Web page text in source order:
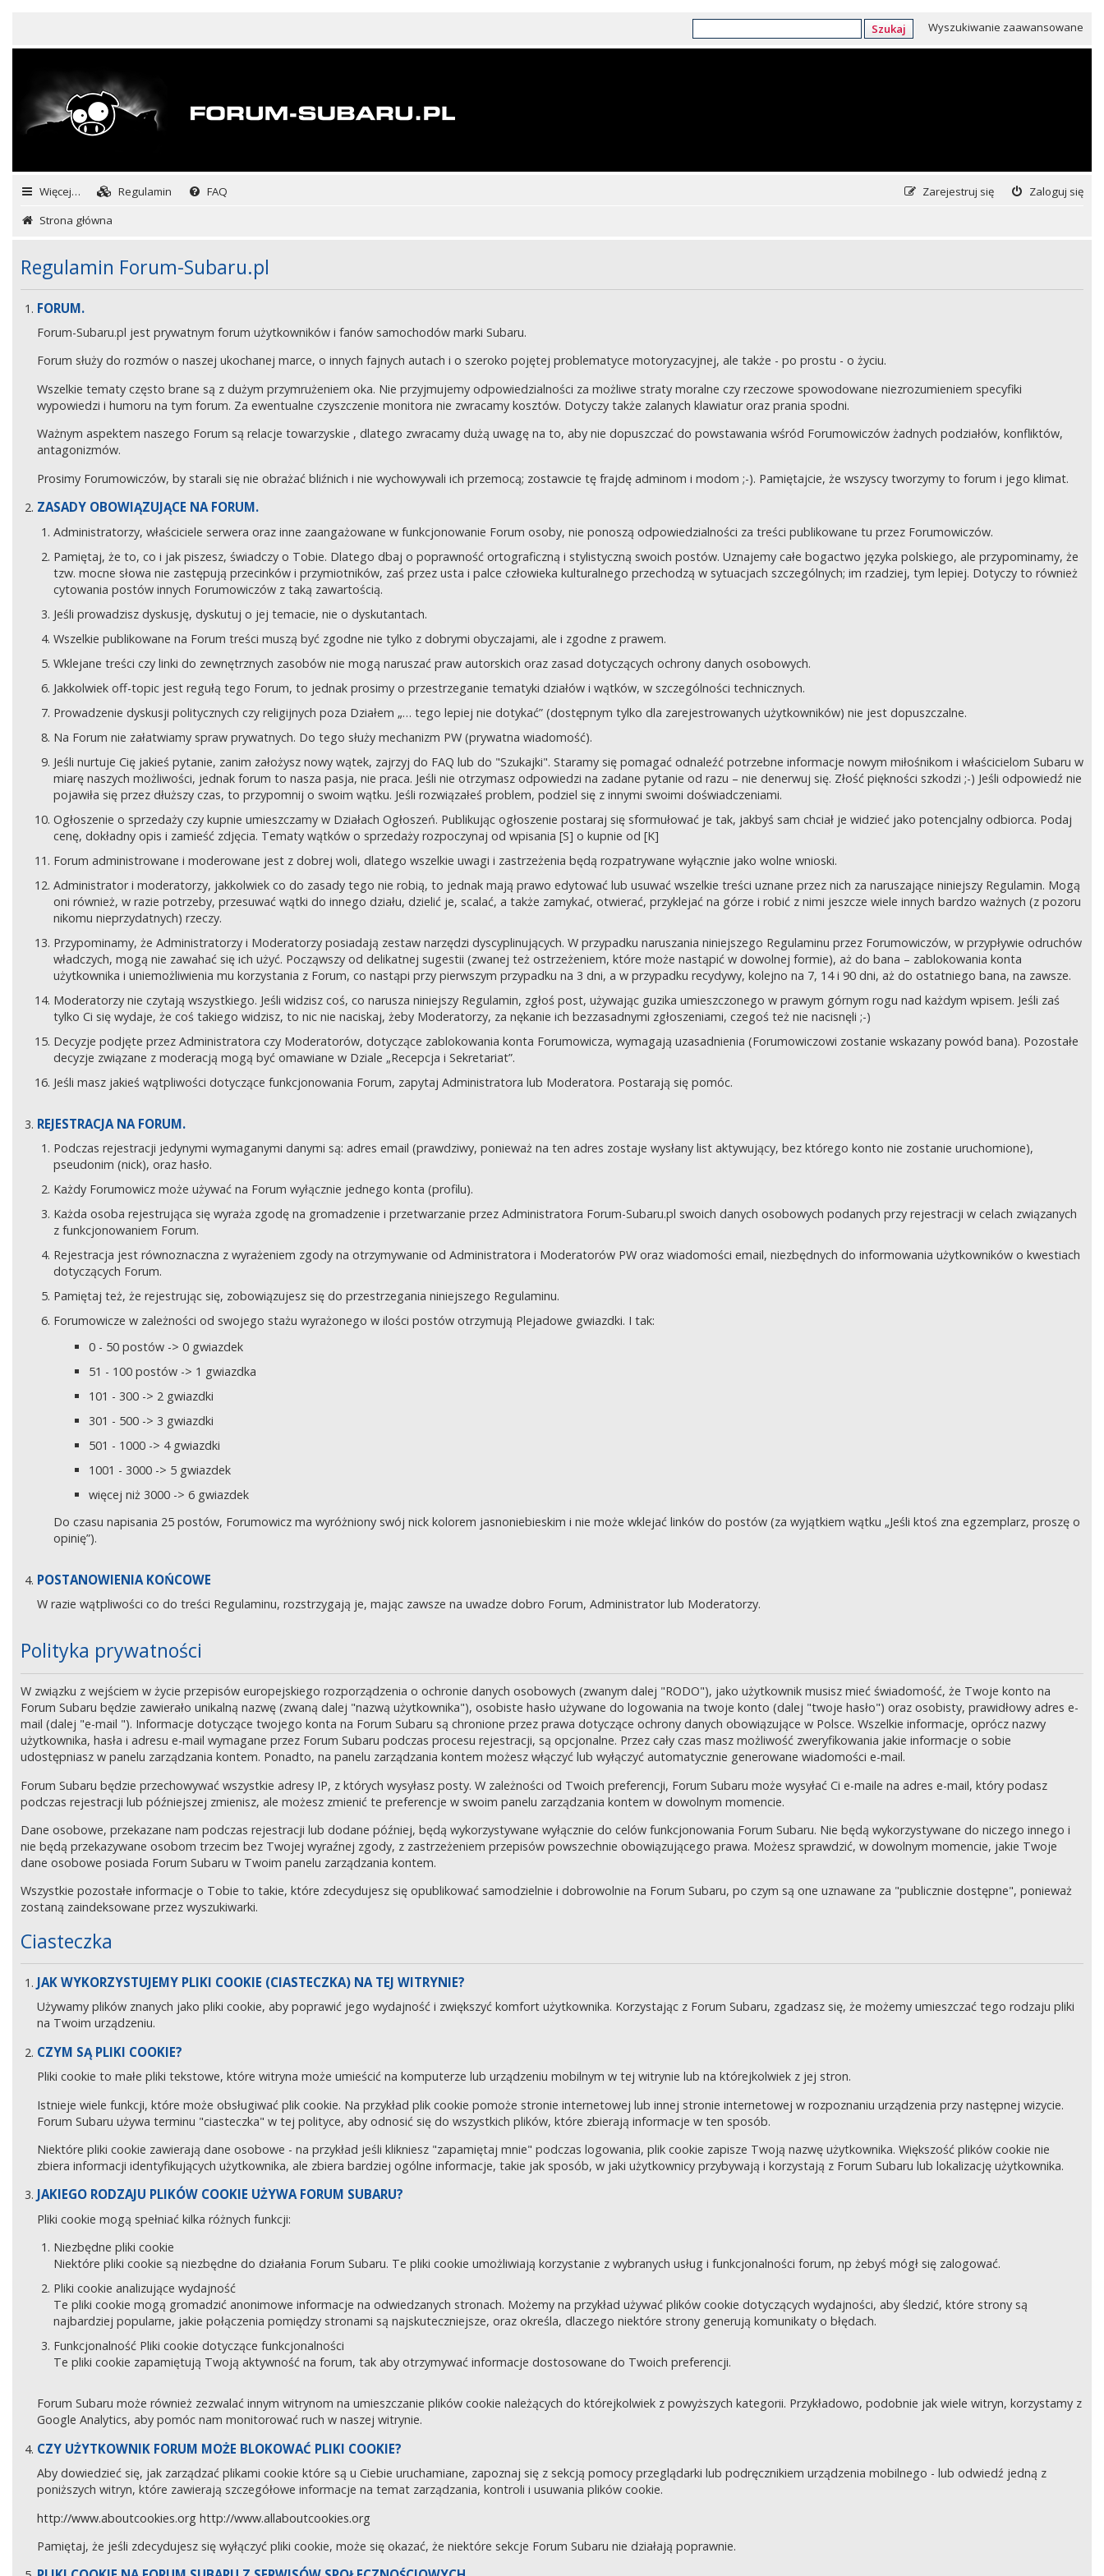
Szukaj Wyszukiwanie zaawansowane
Więcej… Regulamin FAQ Zaloguj się
Zarejestruj się
Strona główna
Regulamin Forum-Subaru.pl
FORUM.
Forum-Subaru.pl jest prywatnym forum użytkowników i fanów samochodów marki Subaru.
Forum służy do rozmów o naszej ukochanej marce, o innych fajnych autach i o szeroko pojętej problematyce motoryzacyjnej, ale także - po prostu - o życiu.
Wszelkie tematy często brane są z dużym przymrużeniem oka. Nie przyjmujemy odpowiedzialności za możliwe straty moralne czy rzeczowe spowodowane niezrozumieniem specyfiki
wypowiedzi i humoru na tym forum. Za ewentualne czyszczenie monitora nie zwracamy kosztów. Dotyczy także zalanych klawiatur oraz prania spodni.
Ważnym aspektem naszego Forum są relacje towarzyskie , dlatego zwracamy dużą uwagę na to, aby nie dopuszczać do powstawania wśród Forumowiczów żadnych podziałów, konfliktów,
antagonizmów.
Prosimy Forumowiczów, by starali się nie obrażać bliźnich i nie wychowywali ich przemocą; zostawcie tę frajdę adminom i modom ;-). Pamiętajcie, że wszyscy tworzymy to forum i jego klimat.
ZASADY OBOWIĄZUJĄCE NA FORUM.
Administratorzy, właściciele serwera oraz inne zaangażowane w funkcjonowanie Forum osoby, nie ponoszą odpowiedzialności za treści publikowane tu przez Forumowiczów.
Pamiętaj, że to, co i jak piszesz, świadczy o Tobie. Dlatego dbaj o poprawność ortograficzną i stylistyczną swoich postów. Uznajemy całe bogactwo języka polskiego, ale przypominamy, że
tzw. mocne słowa nie zastępują przecinków i przymiotników, zaś przez usta i palce człowieka kulturalnego przechodzą w sytuacjach szczególnych; im rzadziej, tym lepiej. Dotyczy to również
cytowania postów innych Forumowiczów z taką zawartością.
Jeśli prowadzisz dyskusję, dyskutuj o jej temacie, nie o dyskutantach.
Wszelkie publikowane na Forum treści muszą być zgodne nie tylko z dobrymi obyczajami, ale i zgodne z prawem.
Wklejane treści czy linki do zewnętrznych zasobów nie mogą naruszać praw autorskich oraz zasad dotyczących ochrony danych osobowych.
Jakkolwiek off-topic jest regułą tego Forum, to jednak prosimy o przestrzeganie tematyki działów i wątków, w szczególności technicznych.
Prowadzenie dyskusji politycznych czy religijnych poza Działem „… tego lepiej nie dotykać” (dostępnym tylko dla zarejestrowanych użytkowników) nie jest dopuszczalne.
Na Forum nie załatwiamy spraw prywatnych. Do tego służy mechanizm PW (prywatna wiadomość).
Jeśli nurtuje Cię jakieś pytanie, zanim założysz nowy wątek, zajrzyj do FAQ lub do "Szukajki". Staramy się pomagać odnaleźć potrzebne informacje nowym miłośnikom i właścicielom Subaru w
miarę naszych możliwości, jednak forum to nasza pasja, nie praca. Jeśli nie otrzymasz odpowiedzi na zadane pytanie od razu – nie denerwuj się. Złość piękności szkodzi ;-) Jeśli odpowiedź nie
pojawiła się przez dłuższy czas, to przypomnij o swoim wątku. Jeśli rozwiązałeś problem, podziel się z innymi swoimi doświadczeniami.
Ogłoszenie o sprzedaży czy kupnie umieszczamy w Działach Ogłoszeń. Publikując ogłoszenie postaraj się sformułować je tak, jakbyś sam chciał je widzieć jako potencjalny odbiorca. Podaj
cenę, dokładny opis i zamieść zdjęcia. Tematy wątków o sprzedaży rozpoczynaj od wpisania [S] o kupnie od [K]
Forum administrowane i moderowane jest z dobrej woli, dlatego wszelkie uwagi i zastrzeżenia będą rozpatrywane wyłącznie jako wolne wnioski.
Administrator i moderatorzy, jakkolwiek co do zasady tego nie robią, to jednak mają prawo edytować lub usuwać wszelkie treści uznane przez nich za naruszające niniejszy Regulamin. Mogą
oni również, w razie potrzeby, przesuwać wątki do innego działu, dzielić je, scalać, a także zamykać, otwierać, przyklejać na górze i robić z nimi jeszcze wiele innych bardzo ważnych (z pozoru
nikomu nieprzydatnych) rzeczy.
Przypominamy, że Administratorzy i Moderatorzy posiadają zestaw narzędzi dyscyplinujących. W przypadku naruszania niniejszego Regulaminu przez Forumowiczów, w przypływie odruchów
władczych, mogą nie zawahać się ich użyć. Począwszy od delikatnej sugestii (zwanej też ostrzeżeniem, które może nastąpić w dowolnej formie), aż do bana – zablokowania konta
użytkownika i uniemożliwienia mu korzystania z Forum, co nastąpi przy pierwszym przypadku na 3 dni, a w przypadku recydywy, kolejno na 7, 14 i 90 dni, aż do ostatniego bana, na zawsze.
Moderatorzy nie czytają wszystkiego. Jeśli widzisz coś, co narusza niniejszy Regulamin, zgłoś post, używając guzika umieszczonego w prawym górnym rogu nad każdym wpisem. Jeśli zaś
tylko Ci się wydaje, że coś takiego widzisz, to nic nie naciskaj, żeby Moderatorzy, za nękanie ich bezzasadnymi zgłoszeniami, czegoś też nie nacisnęli ;-)
Decyzje podjęte przez Administratora czy Moderatorów, dotyczące zablokowania konta Forumowicza, wymagają uzasadnienia (Forumowiczowi zostanie wskazany powód bana). Pozostałe
decyzje związane z moderacją mogą być omawiane w Dziale „Recepcja i Sekretariat”.
Jeśli masz jakieś wątpliwości dotyczące funkcjonowania Forum, zapytaj Administratora lub Moderatora. Postarają się pomóc.
REJESTRACJA NA FORUM.
Podczas rejestracji jedynymi wymaganymi danymi są: adres email (prawdziwy, ponieważ na ten adres zostaje wysłany list aktywujący, bez którego konto nie zostanie uruchomione),
pseudonim (nick), oraz hasło.
Każdy Forumowicz może używać na Forum wyłącznie jednego konta (profilu).
Każda osoba rejestrująca się wyraża zgodę na gromadzenie i przetwarzanie przez Administratora Forum-Subaru.pl swoich danych osobowych podanych przy rejestracji w celach związanych
z funkcjonowaniem Forum.
Rejestracja jest równoznaczna z wyrażeniem zgody na otrzymywanie od Administratora i Moderatorów PW oraz wiadomości email, niezbędnych do informowania użytkowników o kwestiach
dotyczących Forum.
Pamiętaj też, że rejestrując się, zobowiązujesz się do przestrzegania niniejszego Regulaminu.
Forumowicze w zależności od swojego stażu wyrażonego w ilości postów otrzymują Plejadowe gwiazdki. I tak:
0 - 50 postów -> 0 gwiazdek
51 - 100 postów -> 1 gwiazdka
101 - 300 -> 2 gwiazdki
301 - 500 -> 3 gwiazdki
501 - 1000 -> 4 gwiazdki
1001 - 3000 -> 5 gwiazdek
więcej niż 3000 -> 6 gwiazdek
Do czasu napisania 25 postów, Forumowicz ma wyróżniony swój nick kolorem jasnoniebieskim i nie może wklejać linków do postów (za wyjątkiem wątku „Jeśli ktoś zna egzemplarz, proszę o
opinię”).
POSTANOWIENIA KOŃCOWE
W razie wątpliwości co do treści Regulaminu, rozstrzygają je, mając zawsze na uwadze dobro Forum, Administrator lub Moderatorzy.
Polityka prywatności
W związku z wejściem w życie przepisów europejskiego rozporządzenia o ochronie danych osobowych (zwanym dalej "RODO"), jako użytkownik musisz mieć świadomość, że Twoje konto na
Forum Subaru będzie zawierało unikalną nazwę (zwaną dalej "nazwą użytkownika"), osobiste hasło używane do logowania na twoje konto (dalej "twoje hasło") oraz osobisty, prawidłowy adres e-
mail (dalej "e-mail "). Informacje dotyczące twojego konta na Forum Subaru są chronione przez prawa dotyczące ochrony danych obowiązujące w Polsce. Wszelkie informacje, oprócz nazwy
użytkownika, hasła i adresu e-mail wymagane przez Forum Subaru podczas procesu rejestracji, są opcjonalne. Przez cały czas masz możliwość zweryfikowania jakie informacje o sobie
udostępniasz w panelu zarządzania kontem. Ponadto, na panelu zarządzania kontem możesz włączyć lub wyłączyć automatycznie generowane wiadomości e-mail.
Forum Subaru będzie przechowywać wszystkie adresy IP, z których wysyłasz posty. W zależności od Twoich preferencji, Forum Subaru może wysyłać Ci e-maile na adres e-mail, który podasz
podczas rejestracji lub późniejszej zmienisz, ale możesz zmienić te preferencje w swoim panelu zarządzania kontem w dowolnym momencie.
Dane osobowe, przekazane nam podczas rejestracji lub dodane później, będą wykorzystywane wyłącznie do celów funkcjonowania Forum Subaru. Nie będą wykorzystywane do niczego innego i
nie będą przekazywane osobom trzecim bez Twojej wyraźnej zgody, z zastrzeżeniem przepisów powszechnie obowiązującego prawa. Możesz sprawdzić, w dowolnym momencie, jakie Twoje
dane osobowe posiada Forum Subaru w Twoim panelu zarządzania kontem.
Wszystkie pozostałe informacje o Tobie to takie, które zdecydujesz się opublikować samodzielnie i dobrowolnie na Forum Subaru, po czym są one uznawane za "publicznie dostępne", ponieważ
zostaną zaindeksowane przez wyszukiwarki.
Ciasteczka
JAK WYKORZYSTUJEMY PLIKI COOKIE (CIASTECZKA) NA TEJ WITRYNIE?
Używamy plików znanych jako pliki cookie, aby poprawić jego wydajność i zwiększyć komfort użytkownika. Korzystając z Forum Subaru, zgadzasz się, że możemy umieszczać tego rodzaju pliki
na Twoim urządzeniu.
CZYM SĄ PLIKI COOKIE?
Pliki cookie to małe pliki tekstowe, które witryna może umieścić na komputerze lub urządzeniu mobilnym w tej witrynie lub na którejkolwiek z jej stron.
Istnieje wiele funkcji, które może obsługiwać plik cookie. Na przykład plik cookie pomoże stronie internetowej lub innej stronie internetowej w rozpoznaniu urządzenia przy następnej wizycie.
Forum Subaru używa terminu "ciasteczka" w tej polityce, aby odnosić się do wszystkich plików, które zbierają informacje w ten sposób.
Niektóre pliki cookie zawierają dane osobowe - na przykład jeśli klikniesz "zapamiętaj mnie" podczas logowania, plik cookie zapisze Twoją nazwę użytkownika. Większość plików cookie nie
zbiera informacji identyfikujących użytkownika, ale zbiera bardziej ogólne informacje, takie jak sposób, w jaki użytkownicy przybywają i korzystają z Forum Subaru lub lokalizację użytkownika.
JAKIEGO RODZAJU PLIKÓW COOKIE UŻYWA FORUM SUBARU?
Pliki cookie mogą spełniać kilka różnych funkcji:
Niezbędne pliki cookie
Niektóre pliki cookie są niezbędne do działania Forum Subaru. Te pliki cookie umożliwiają korzystanie z wybranych usług i funkcjonalności forum, np żebyś mógł się zalogować.
Pliki cookie analizujące wydajność
Te pliki cookie mogą gromadzić anonimowe informacje na odwiedzanych stronach. Możemy na przykład używać plików cookie dotyczących wydajności, aby śledzić, które strony są
najbardziej popularne, jakie połączenia pomiędzy stronami są najskuteczniejsze, oraz określa, dlaczego niektóre strony generują komunikaty o błędach.
Funkcjonalność Pliki cookie dotyczące funkcjonalności
Te pliki cookie zapamiętują Twoją aktywność na forum, tak aby otrzymywać informacje dostosowane do Twoich preferencji.
Forum Subaru może również zezwalać innym witrynom na umieszczanie plików cookie należących do którejkolwiek z powyższych kategorii. Przykładowo, podobnie jak wiele witryn, korzystamy z
Google Analytics, aby pomóc nam monitorować ruch w naszej witrynie.
CZY UŻYTKOWNIK FORUM MOŻE BLOKOWAĆ PLIKI COOKIE?
Aby dowiedzieć się, jak zarządzać plikami cookie które są u Ciebie uruchamiane, zapoznaj się z sekcją pomocy przeglądarki lub podręcznikiem urządzenia mobilnego - lub odwiedź jedną z
poniższych witryn, które zawierają szczegółowe informacje na temat zarządzania, kontroli i usuwania plików cookie.
http://www.aboutcookies.org http://www.allaboutcookies.org
Pamiętaj, że jeśli zdecydujesz się wyłączyć pliki cookie, może się okazać, że niektóre sekcje Forum Subaru nie działają poprawnie.